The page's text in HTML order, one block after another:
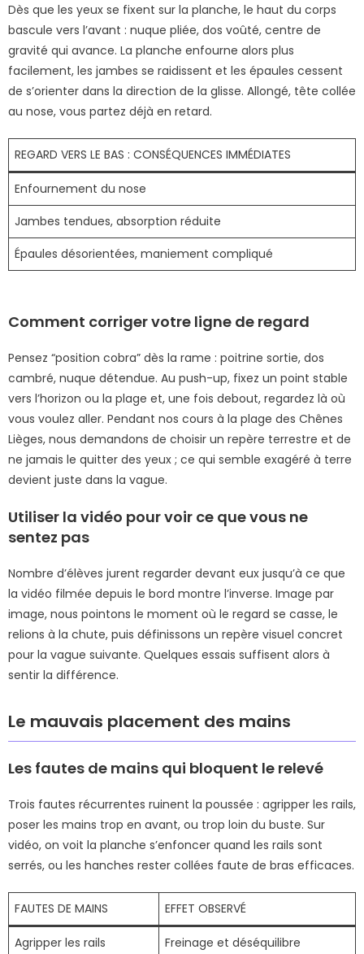
Dès que les yeux se fixent sur la planche, le haut du corps
bascule vers l’avant : nuque pliée, dos voûté, centre de
gravité qui avance. La planche enfourne alors plus
facilement, les jambes se raidissent et les épaules cessent
de s’orienter dans la direction de la glisse. Allongé, tête collée
au nose, vous partez déjà en retard.
REGARD VERS LE BAS : CONSÉQUENCES IMMÉDIATES
Enfournement du nose
Jambes tendues, absorption réduite
Épaules désorientées, maniement compliqué
Comment corriger votre ligne de regard
Pensez “position cobra” dès la rame : poitrine sortie, dos
cambré, nuque détendue. Au push-up, fixez un point stable
vers l’horizon ou la plage et, une fois debout, regardez là où
vous voulez aller. Pendant nos cours à la plage des Chênes
Lièges, nous demandons de choisir un repère terrestre et de
ne jamais le quitter des yeux ; ce qui semble exagéré à terre
devient juste dans la vague.
Utiliser la vidéo pour voir ce que vous ne
sentez pas
Nombre d’élèves jurent regarder devant eux jusqu’à ce que
la vidéo filmée depuis le bord montre l’inverse. Image par
image, nous pointons le moment où le regard se casse, le
relions à la chute, puis définissons un repère visuel concret
pour la vague suivante. Quelques essais suffisent alors à
sentir la différence.
Le mauvais placement des mains
Les fautes de mains qui bloquent le relevé
Trois fautes récurrentes ruinent la poussée : agripper les rails,
poser les mains trop en avant, ou trop loin du buste. Sur
vidéo, on voit la planche s’enfoncer quand les rails sont
serrés, ou les hanches rester collées faute de bras efficaces.
FAUTES DE MAINS EFFET OBSERVÉ
Agripper les rails Freinage et déséquilibre